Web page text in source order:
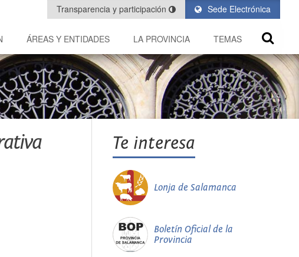
Sede Electrónica
Transparencia y participación
ÁREAS Y ENTIDADES LA PROVINCIA TEMAS
Te interesa
Lonja de Salamanca
Boletín Oficial de la
Provincia